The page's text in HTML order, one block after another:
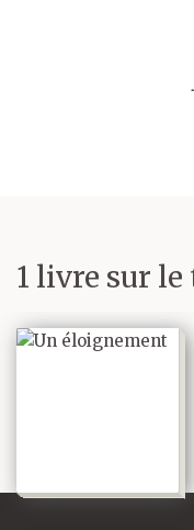
1 livre sur le